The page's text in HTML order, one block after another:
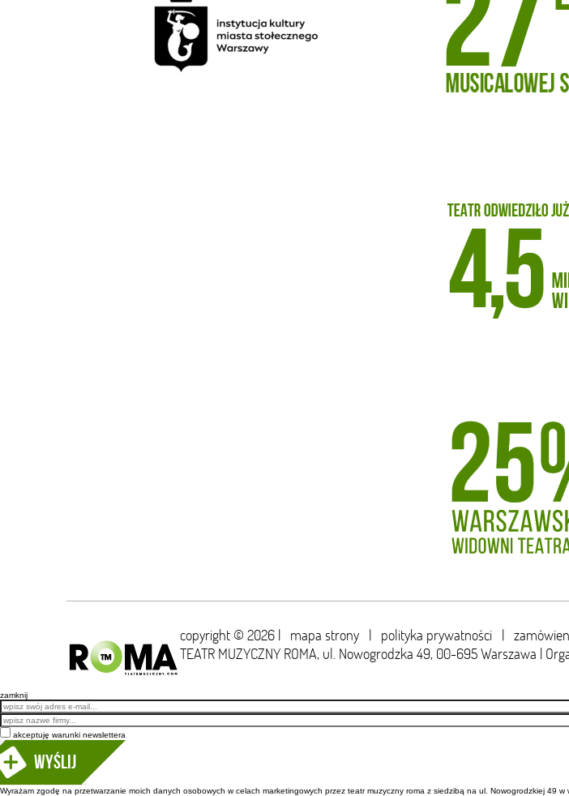
copyright © 2026 | mapa strony | polityka prywatności |
TEATR MUZYCZNY ROMA, ul. Nowogrodzka 49, 00-695 Warszawa |
zamknij
Email
akceptuję warunki newslettera
Wyślij
Wyrażam zgodę na przetwarzanie moich danych osobowych w celach marketingowych przez teatr muzyczny roma z siedzibą na ul. Nowogrodzkiej 49